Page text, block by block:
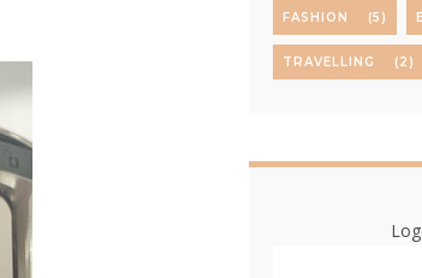
FASHION (5)
TRAVELLING (2)